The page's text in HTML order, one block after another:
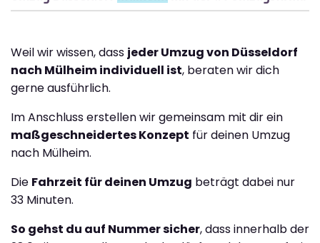
Weil wir wissen, dass jeder Umzug von Düsseldorf
nach Mülheim individuell ist, beraten wir dich
gerne ausführlich.
Im Anschluss erstellen wir gemeinsam mit dir ein
maßgeschneidertes Konzept für deinen Umzug
nach Mülheim.
Die Fahrzeit für deinen Umzug beträgt dabei nur
33 Minuten.
So gehst du auf Nummer sicher, dass innerhalb der